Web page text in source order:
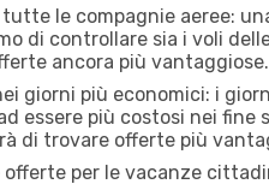
le compagnie aeree:
di controllare sia i voli
ancora più vantaggiose.
giorni più economici: i
essere più costosi nei
di trovare offerte più
offerte per le vacanze